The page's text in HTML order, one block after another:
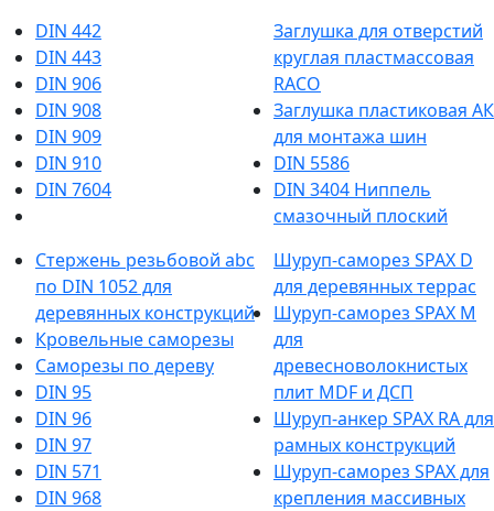
DIN 442
DIN 443
DIN 906
DIN 908
DIN 909
DIN 910
DIN 7604
Заглушка для отверстий
круглая пластмассовая
RACO
Заглушка пластиковая АК
для монтажа шин
DIN 5586
DIN 3404 Ниппель
смазочный плоский
Стержень резьбовой abc
по DIN 1052 для
деревянных конструкций
Кровельные саморезы
Саморезы по дереву
DIN 95
DIN 96
DIN 97
DIN 571
DIN 968
Шуруп-саморез SPAX D
для деревянных террас
Шуруп-саморез SPAX M
для
древесноволокнистых
плит MDF и ДСП
Шуруп-анкер SPAX RA для
рамных конструкций
Шуруп-саморез SPAX для
крепления массивных